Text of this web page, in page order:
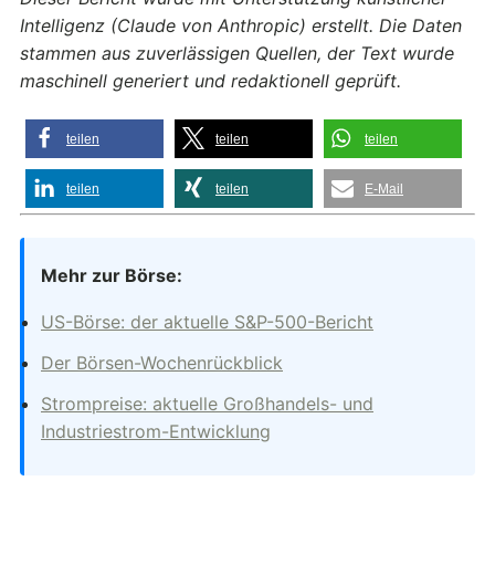
Intelligenz (Claude von Anthropic) erstellt. Die Daten
stammen aus zuverlässigen Quellen, der Text wurde
maschinell generiert und redaktionell geprüft.
teilen teilen teilen
teilen teilen E-Mail
Mehr zur Börse:
US-Börse: der aktuelle S&P-500-Bericht
Der Börsen-Wochenrückblick
Strompreise: aktuelle Großhandels- und
Industriestrom-Entwicklung